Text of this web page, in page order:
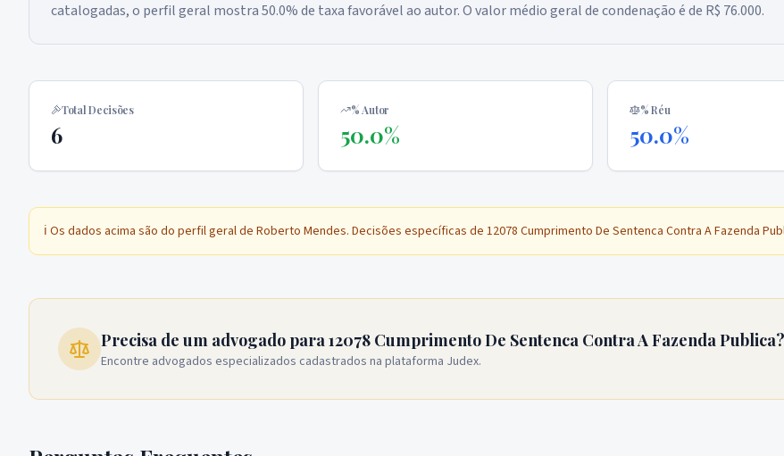
catalogadas, o perfil geral mostra 50.0% de taxa favorável ao autor. O valor médio geral de condenação é de R$ 76.000.
Total Decisões
6
% Autor
50.0%
% Réu
50.0%
ℹ️ Os dados acima são do perfil geral de Roberto Mendes. Decisões específicas de 12078 Cumprimento De Sentenca Contra A Fazenda
Precisa de um advogado para 12078 Cumprimento De Sentenca Contra A Fazenda Publica?
Encontre advogados especializados cadastrados na plataforma Judex.